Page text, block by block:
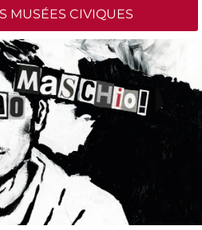
MUSÉES CIVIQUES